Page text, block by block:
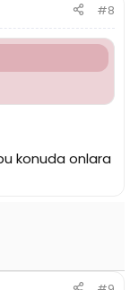
#8
konuda onlara